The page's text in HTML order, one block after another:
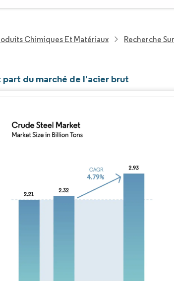
Chimiques Et Matériaux Recherche
part du marché de l'acier brut
Image © Mordor Intelligence. La